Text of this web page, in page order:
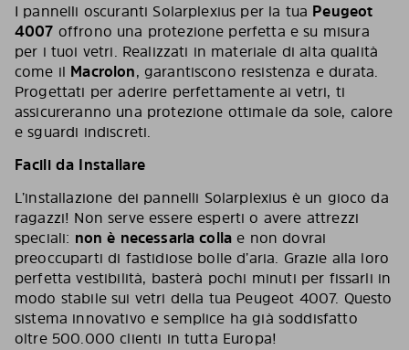
I pannelli oscuranti Solarplexius per la tua Peugeot
4007 offrono una protezione perfetta e su misura
per i tuoi vetri. Realizzati in materiale di alta qualità
come il Macrolon, garantiscono resistenza e durata.
Progettati per aderire perfettamente ai vetri, ti
assicureranno una protezione ottimale da sole, calore
e sguardi indiscreti.
Facili da Installare
L’installazione dei pannelli Solarplexius è un gioco da
ragazzi! Non serve essere esperti o avere attrezzi
speciali: non è necessaria colla e non dovrai
preoccuparti di fastidiose bolle d’aria. Grazie alla loro
perfetta vestibilità, basterà pochi minuti per fissarli in
modo stabile sui vetri della tua Peugeot 4007. Questo
sistema innovativo e semplice ha già soddisfatto
oltre 500.000 clienti in tutta Europa!